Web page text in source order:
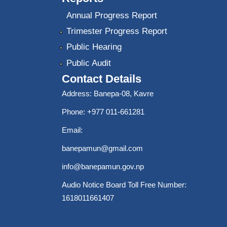
Annual Progress Report
Trimester Progress Report
Public Hearing
Public Audit
Contact Details
Address: Banepa-08, Kavre
Phone: +977 011-661281
Email:
banepamun@gmail.com
info@banepamun.gov.np
Audio Notice Board Toll Free Number:
1618011661407